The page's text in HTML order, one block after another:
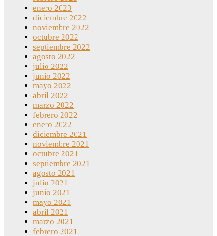
enero 2023
diciembre 2022
noviembre 2022
octubre 2022
septiembre 2022
agosto 2022
julio 2022
junio 2022
mayo 2022
abril 2022
marzo 2022
febrero 2022
enero 2022
diciembre 2021
noviembre 2021
octubre 2021
septiembre 2021
agosto 2021
julio 2021
junio 2021
mayo 2021
abril 2021
marzo 2021
febrero 2021